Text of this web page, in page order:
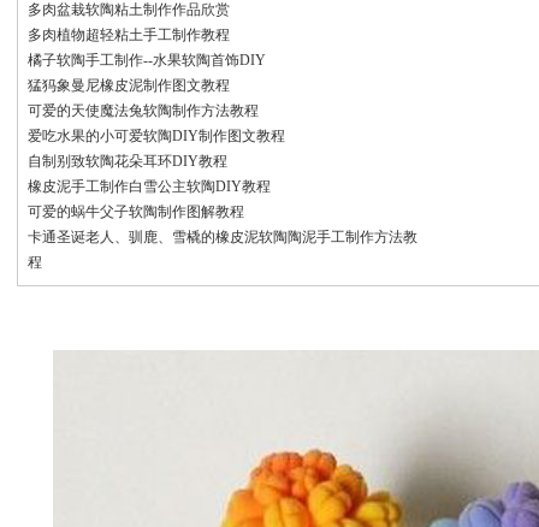
多肉盆栽软陶粘土制作作品欣赏
多肉植物超轻粘土手工制作教程
橘子软陶手工制作--水果软陶首饰DIY
猛犸象曼尼橡皮泥制作图文教程
可爱的天使魔法兔软陶制作方法教程
爱吃水果的小可爱软陶DIY制作图文教程
自制别致软陶花朵耳环DIY教程
橡皮泥手工制作白雪公主软陶DIY教程
可爱的蜗牛父子软陶制作图解教程
卡通圣诞老人、驯鹿、雪橇的橡皮泥软陶陶泥手工制作方法教
程